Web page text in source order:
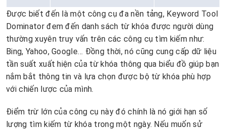
Được biết đến là một công cụ đa nền tảng, Keyword Tool
Dominator đem đến danh sách từ khóa được người dùng
thường xuyên truy vấn trên các công cụ tìm kiếm như:
Bing, Yahoo, Google… Đồng thời, nó cũng cung cấp dữ liệu
tần suất xuất hiện của từ khóa thông qua biểu đồ giúp bạn
nắm bắt thông tin và lựa chọn được bộ từ khóa phù hợp
với chiến lược của mình.
Điểm trừ lớn của công cụ này đó chính là nó giới hạn số
lượng tìm kiếm từ khóa trong một ngày. Nếu muốn sử